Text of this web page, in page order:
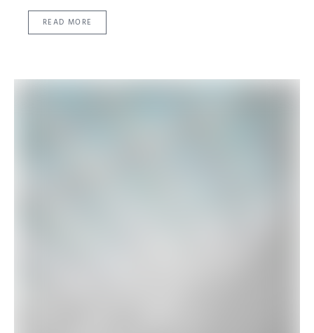
READ MORE